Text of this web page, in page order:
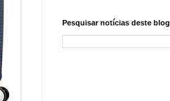
Pesquisar notícias deste blog